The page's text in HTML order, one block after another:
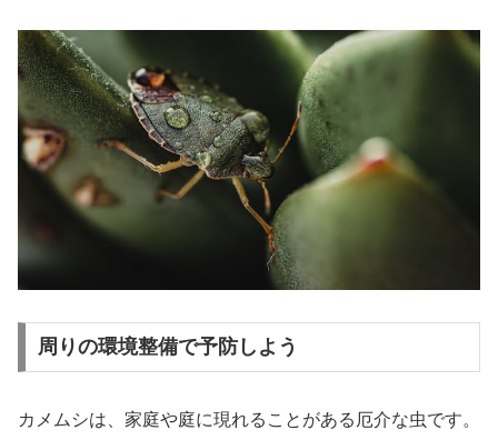
周りの環境整備で予防しよう
カメムシは、家庭や庭に現れることがある厄介な虫です。